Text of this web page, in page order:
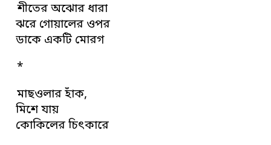
শীতের অঝোর ধারা
ঝরে গোয়ালের ওপর
ডাকে একটি মোরগ
*
মাছওলার হাঁক,
মিশে যায়
কোকিলের চিৎকারে